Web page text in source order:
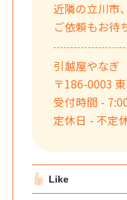
近隣の立川市
ご依頼もお待
引越屋やなぎ
〒186-0003
受付時間 -
定休日 - 不定
Like